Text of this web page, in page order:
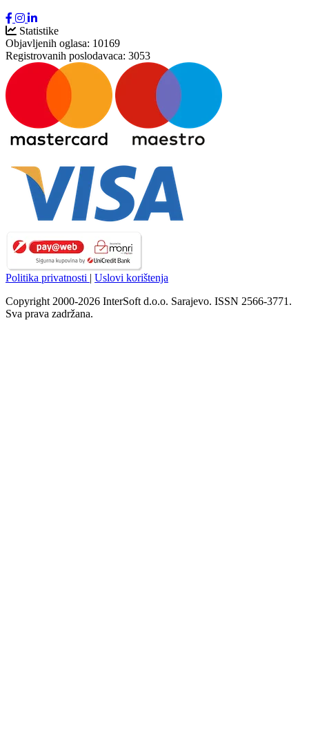
Statistike
Objavljenih oglasa: 10169
Registrovanih poslodavaca: 3053
Politika privatnosti | Uslovi korištenja
Copyright 2000-2026 InterSoft d.o.o. Sarajevo. ISSN 2566-3771.
Sva prava zadržana.